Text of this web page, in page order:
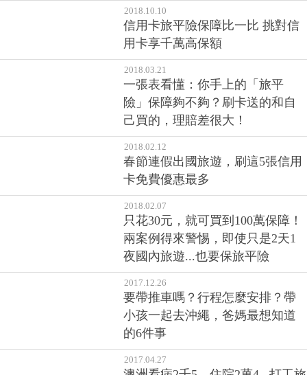
2018.10.10
信用卡旅平險保障比一比 挑對信
用卡享千萬高保額
2018.03.21
一張表看懂：你手上的「旅平
險」保障夠不夠？刷卡送的和自
己買的，理賠差很大！
2018.02.12
春節連假出國旅遊，刷這5張信用
卡免費優惠最多
2018.02.07
只花30元，就可買到100萬保障！
兩案例得來警惕，即使只是2天1
夜國內旅遊...也要保旅平險
2017.12.26
要帶推車嗎？行程怎麼安排？帶
小孩一起去沖繩，爸媽最想知道
的6件事
2017.04.27